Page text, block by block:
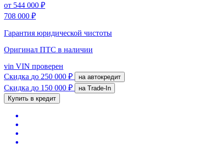
от 544 000 ₽
708 000 ₽
Гарантия юридической чистоты
Оригинал ПТС в наличии
vin VIN проверен
Скидка до 250 000 ₽ на автокредит
Скидка до 150 000 ₽
на Trade-In
Купить в кредит